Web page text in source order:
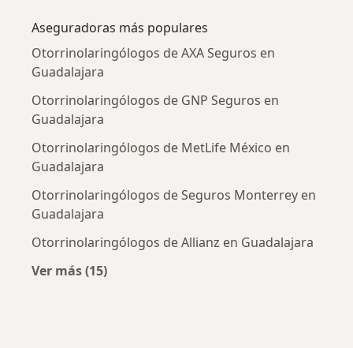
Aseguradoras más populares
Otorrinolaringólogos de AXA Seguros en
Guadalajara
Otorrinolaringólogos de GNP Seguros en
Guadalajara
Otorrinolaringólogos de MetLife México en
Guadalajara
Otorrinolaringólogos de Seguros Monterrey en
Guadalajara
Otorrinolaringólogos de Allianz en Guadalajara
Ver más (15)